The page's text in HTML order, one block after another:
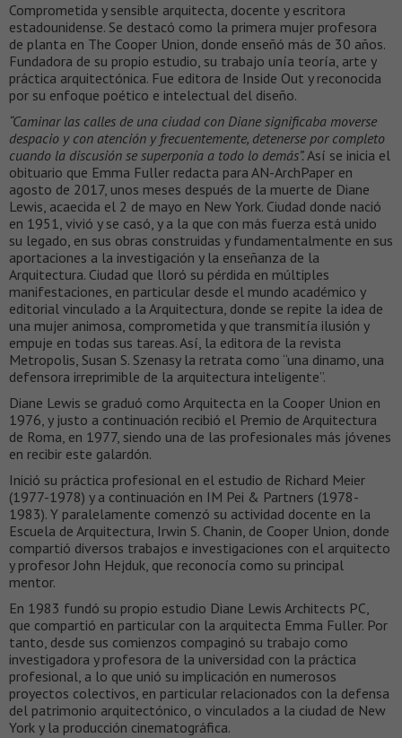
Comprometida y sensible arquitecta, docente y escritora
estadounidense. Se destacó como la primera mujer profesora
de planta en The Cooper Union, donde enseñó más de 30 años.
Fundadora de su propio estudio, su trabajo unía teoría, arte y
práctica arquitectónica. Fue editora de Inside Out y reconocida
por su enfoque poético e intelectual del diseño.
“Caminar las calles de una ciudad con Diane significaba moverse
despacio y con atención y frecuentemente, detenerse por completo
cuando la discusión se superponía a todo lo demás”.Así se inicia el
obituario que Emma Fuller redacta para AN-ArchPaper en
agosto de 2017, unos meses después de la muerte de Diane
Lewis, acaecida el 2 de mayo en New York. Ciudad donde nació
en 1951, vivió y se casó, y a la que con más fuerza está unido
su legado, en sus obras construidas y fundamentalmente en sus
aportaciones a la investigación y la enseñanza de la
Arquitectura. Ciudad que lloró su pérdida en múltiples
manifestaciones, en particular desde el mundo académico y
editorial vinculado a la Arquitectura, donde se repite la idea de
una mujer animosa, comprometida y que transmitía ilusión y
empuje en todas sus tareas. Así, la editora de la revista
Metropolis, Susan S. Szenasy la retrata como “una dinamo, una
defensora irreprimible de la arquitectura inteligente”.
Diane Lewis se graduó como Arquitecta en la Cooper Union en
1976, y justo a continuación recibió el Premio de Arquitectura
de Roma, en 1977, siendo una de las profesionales más jóvenes
en recibir este galardón.
Inició su práctica profesional en el estudio de Richard Meier
(1977-1978) y a continuación en IM Pei & Partners (1978-
1983). Y paralelamente comenzó su actividad docente en la
Escuela de Arquitectura, Irwin S. Chanin, de Cooper Union, donde
compartió diversos trabajos e investigaciones con el arquitecto
y profesor John Hejduk, que reconocía como su principal
mentor.
En 1983 fundó su propio estudio Diane Lewis Architects PC,
que compartió en particular con la arquitecta Emma Fuller. Por
tanto, desde sus comienzos compaginó su trabajo como
investigadora y profesora de la universidad con la práctica
profesional, a lo que unió su implicación en numerosos
proyectos colectivos, en particular relacionados con la defensa
del patrimonio arquitectónico, o vinculados a la ciudad de New
York y la producción cinematográfica.